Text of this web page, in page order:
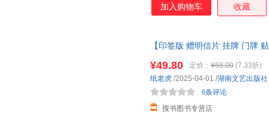
加入购物车 收藏
【印签版 赠明信片 挂牌 门牌
¥49.80 定价： ¥68.00 (7.33折)
搜书图书专营店
6条评论
纸老虎 /2025-04-01 /湖南文艺出版社